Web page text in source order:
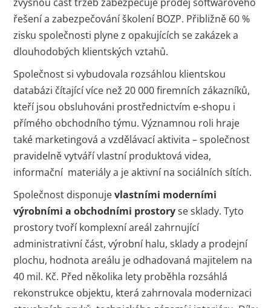
řešení a zabezpečování školení BOZP. Přibližně 60 %
zisku společnosti plyne z opakujících se zakázek a
dlouhodobých klientských vztahů.
Společnost si vybudovala rozsáhlou klientskou
databázi čítající více než 20 000 firemních zákazníků,
kteří jsou obsluhováni prostřednictvím e-shopu i
přímého obchodního týmu. Významnou roli hraje
také marketingová a vzdělávací aktivita – společnost
pravidelně vytváří vlastní produktová videa,
informační materiály a je aktivní na sociálních sítích.
Společnost disponujevlastními moderními
výrobními a obchodními prostoryse sklady. Tyto
prostory tvoří komplexní areál zahrnující
administrativní část, výrobní halu, sklady a prodejní
plochu, hodnota areálu je odhadovaná majitelem na
40 mil. Kč. Před několika lety proběhla rozsáhlá
rekonstrukce objektu, která zahrnovala modernizaci